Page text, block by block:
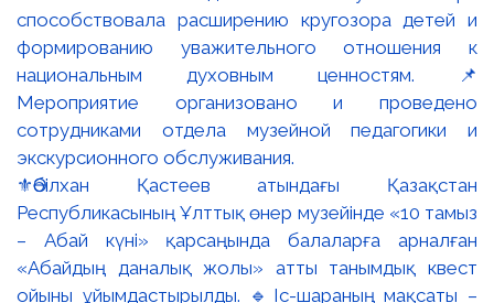
⚜️Әбілхан Қастеев атындағы Қазақстан
Республикасының Ұлттық өнер музейінде «10 тамыз
– Абай күні» қарсаңында балаларға арналған
«Абайдың даналық жолы» атты танымдық квест
ойыны ұйымдастырылды. 🔹Іс-шараның мақсаты –